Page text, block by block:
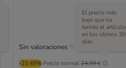
-23.49% Precio normal24,99 €
El precio más
bajo que ha
tenido el artículo
en los útimos 30
días.
Sin valoraciones